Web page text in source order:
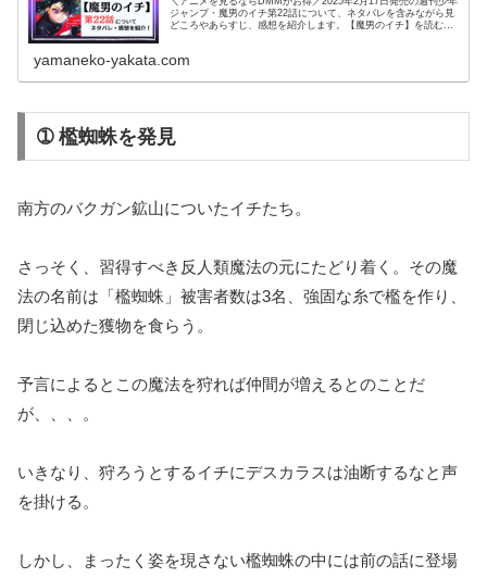
ジャンプ・魔男のイチ第22話について、ネタバレを含みながら見
どころやあらすじ、感想を紹介します。【魔男のイチ】を読むの
yamaneko-yakata.com
➀ 檻蜘蛛を発見
南方のバクガン鉱山についたイチたち。
さっそく、習得すべき反人類魔法の元にたどり着く。その魔
法の名前は「檻蜘蛛」被害者数は3名、強固な糸で檻を作り、
閉じ込めた獲物を食らう。
予言によるとこの魔法を狩れば仲間が増えるとのことだ
が、、、。
いきなり、狩ろうとするイチにデスカラスは油断するなと声
を掛ける。
しかし、まったく姿を現さない檻蜘蛛の中には前の話に登場